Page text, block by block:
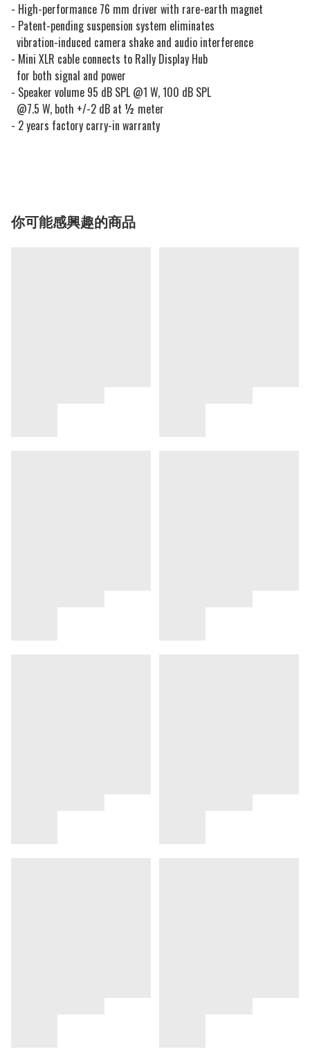
- High-performance 76 mm driver with rare-earth magnet
- Patent-pending suspension system eliminates
vibration-induced camera shake and audio interference
- Mini XLR cable connects to Rally Display Hub
for both signal and power
- Speaker volume 95 dB SPL @1 W, 100 dB SPL
@7.5 W, both +/-2 dB at ½ meter
- 2 years factory carry-in warranty
你可能感興趣的商品